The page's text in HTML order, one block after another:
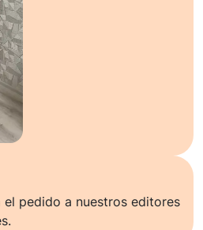
pedido a nuestros editores